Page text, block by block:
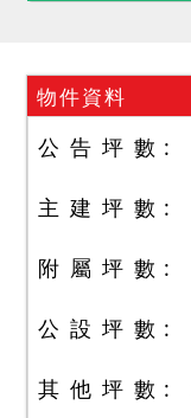
物件資料
公 告 坪 數
主 建 坪 數
附 屬 坪 數
公 設 坪 數
其 他 坪 數